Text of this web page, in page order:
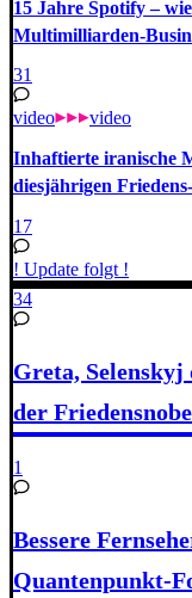
15 Jahre Spotify –
Multimilliarden-
31
video video
Inhaftierte iranische
diesjährigen
17
! Update folgt !
34
Greta,
der
1
Bessere
Quantenpunkt-